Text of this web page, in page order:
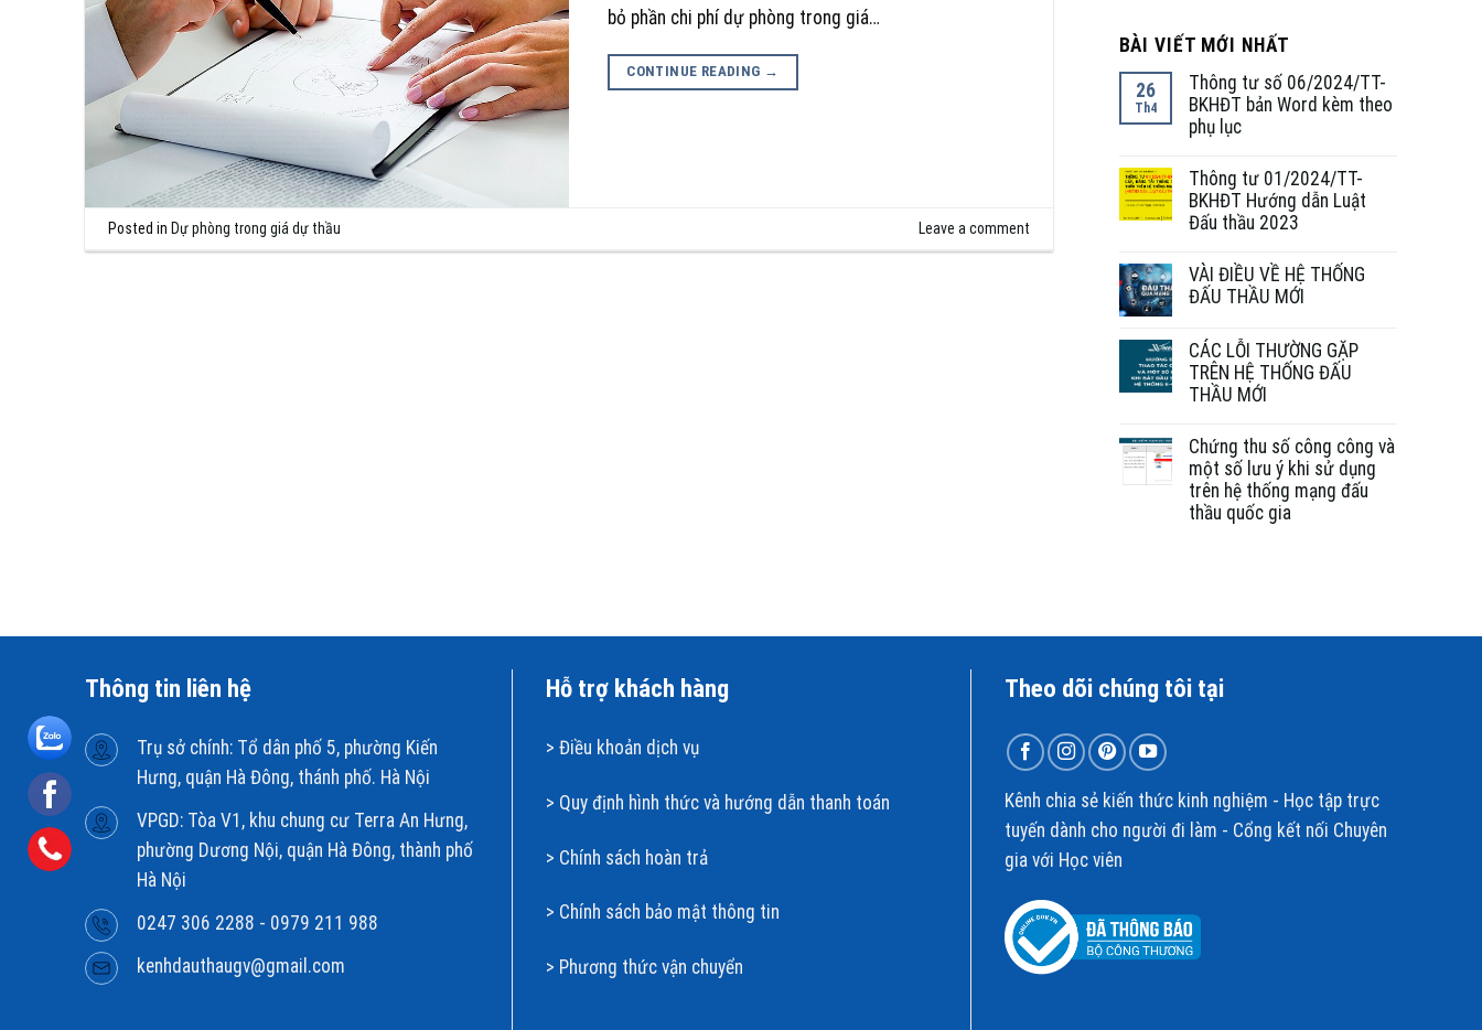
bỏ phần chi phí dự phòng trong giá…
CONTINUE READING →
Posted in Dự phòng trong giá dự thầu Leave a comment
BÀI VIẾT MỚI NHẤT
26
Th4
Thông tư số 06/2024/TT-
BKHĐT bản Word kèm theo
phụ lục
Thông tư 01/2024/TT-
BKHĐT Hướng dẫn Luật
Đấu thầu 2023
VÀI ĐIỀU VỀ HỆ THỐNG
ĐẤU THẦU MỚI
CÁC LỖI THƯỜNG GẶP
TRÊN HỆ THỐNG ĐẤU
THẦU MỚI
Chứng thu số công công và
một số lưu ý khi sử dụng
trên hệ thống mạng đấu
thầu quốc gia
Thông tin liên hệ
Trụ sở chính: Tổ dân phố 5, phường Kiến
Hưng, quận Hà Đông, thánh phố. Hà Nội
VPGD: Tòa V1, khu chung cư Terra An Hưng,
phường Dương Nội, quận Hà Đông, thành phố
Hà Nội
0247 306 2288 - 0979 211 988
kenhdauthaugv@gmail.com
Hỗ trợ khách hàng
> Điều khoản dịch vụ
> Quy định hình thức và hướng dẫn thanh toán
> Chính sách hoàn trả
> Chính sách bảo mật thông tin
> Phương thức vận chuyển
Theo dõi chúng tôi tại
Kênh chia sẻ kiến thức kinh nghiệm - Học tập trực
tuyến dành cho người đi làm - Cổng kết nối Chuyên
gia với Học viên